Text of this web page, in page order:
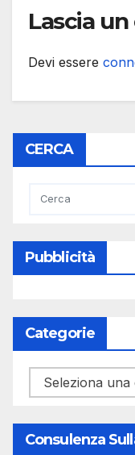
Lascia
Devi essere
CERCA
Pubblicità
Categorie
Categorie
Consulenza